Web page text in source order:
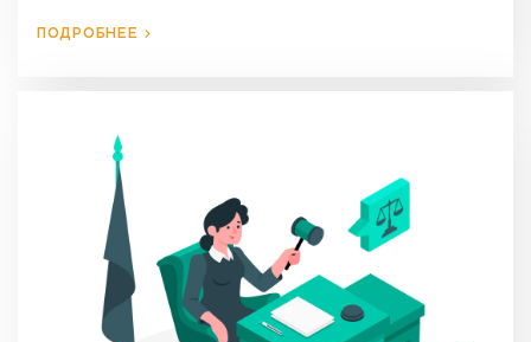
ПОДРОБНЕЕ